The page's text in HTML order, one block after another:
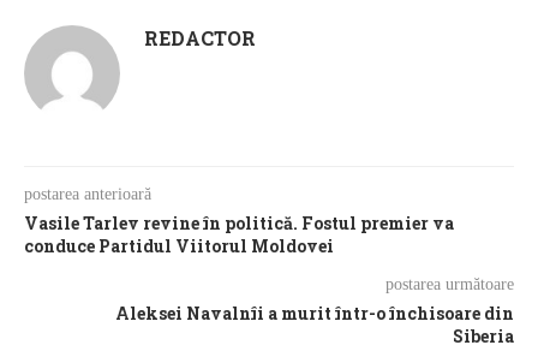
REDACTOR
postarea anterioară
Vasile Tarlev revine în politică. Fostul premier va
conduce Partidul Viitorul Moldovei
postarea următoare
Aleksei Navalnîi a murit într-o închisoare din
Siberia